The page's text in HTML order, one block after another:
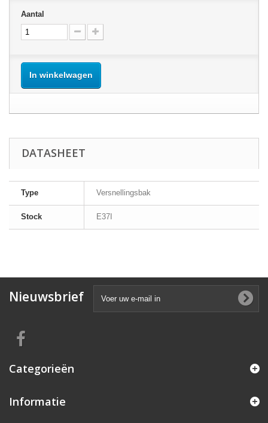
Aantal
In winkelwagen
DATASHEET
Type Versnellingsbak
Stock E37I
Nieuwsbrief
Categorieën
Informatie